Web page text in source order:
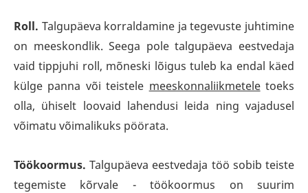
Roll. Talgupäeva korraldamine ja tegevuste juhtimine
on meeskondlik. Seega pole talgupäeva eestvedaja
vaid tippjuhi roll, mõneski lõigus tuleb ka endal käed
külge panna või teistele meeskonnaliikmeteletoeks
olla, ühiselt loovaid lahendusi leida ning vajadusel
võimatu võimalikuks pöörata.
Töökoormus.Talgupäeva eestvedaja töö sobib teiste
tegemiste kõrvale - töökoormus on suurim